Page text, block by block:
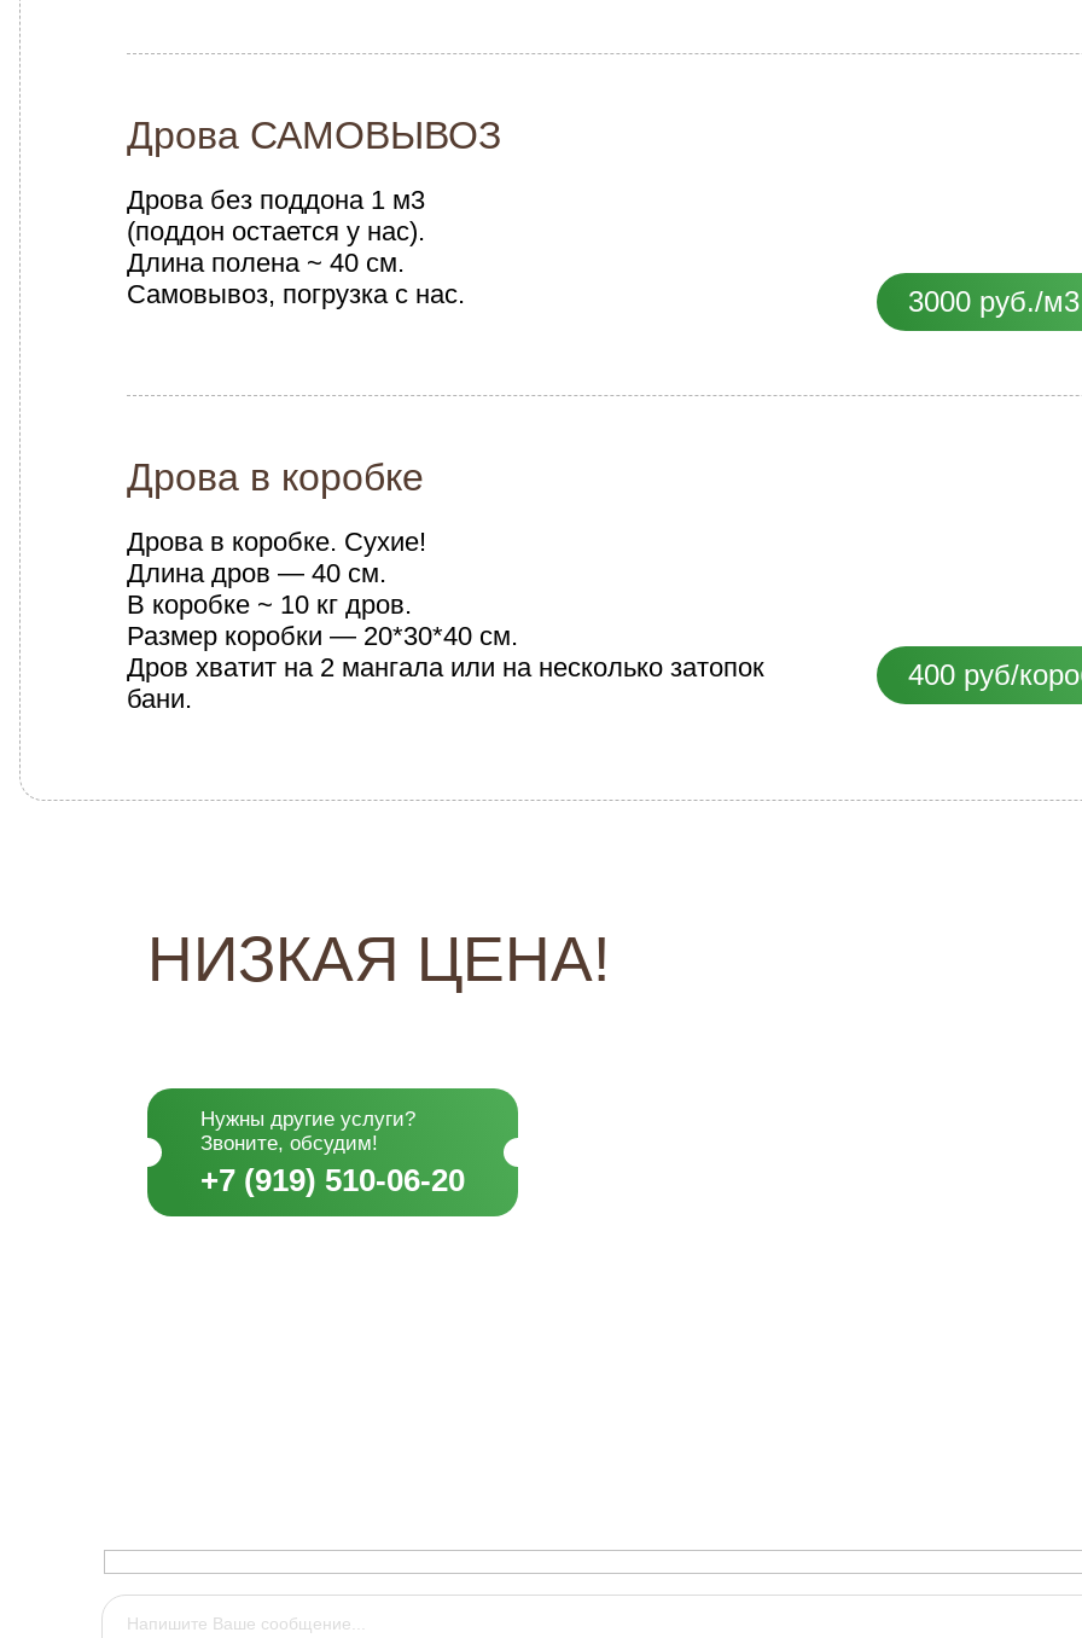
Дрова САМОВЫВОЗ
Дрова без поддона 1 м3
(поддон остается у нас).
Длина полена ~ 40 см.
Самовывоз, погрузка с нас.
3000 руб./м3
Дрова в коробке
Дрова в коробке. Сухие!
Длина дров — 40 см.
В коробке ~ 10 кг дров.
Размер коробки — 20*30*40 см.
Дров хватит на 2 мангала или на несколько затопок
бани.
400 руб/
НИЗКАЯ ЦЕНА!
Нужны другие услуги?
Звоните, обсудим!
+7 (919) 510-06-20